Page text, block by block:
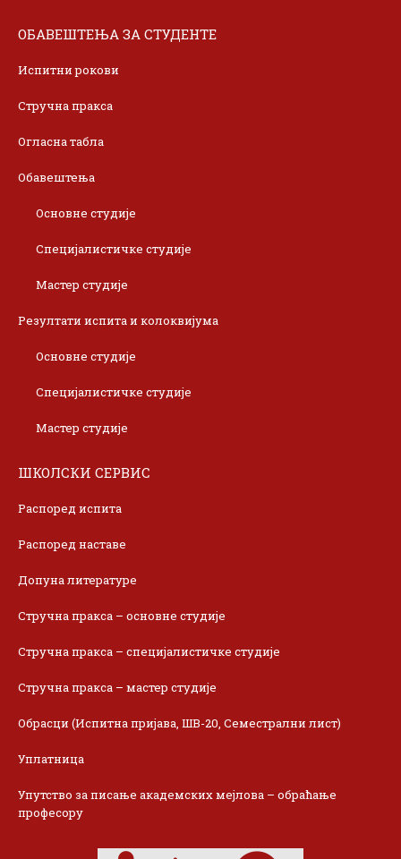
ОБАВЕШТЕЊА ЗА СТУДЕНТЕ
Испитни рокови
Стручна пракса
Огласна табла
Обавештења
Основне студије
Специјалистичке студије
Мастер студије
Резултати испита и колоквијума
Основне студије
Специјалистичке студије
Мастер студије
ШКОЛСКИ СЕРВИС
Распоред испита
Распоред наставе
Допуна литературе
Стручна пракса – основне студије
Стручна пракса – специјалистичке студије
Стручна пракса – мастер студије
Обрасци (Испитна пријава, ШВ-20, Семестрални лист)
Уплатница
Упутство за писање академских мејлова – обраћање
професору